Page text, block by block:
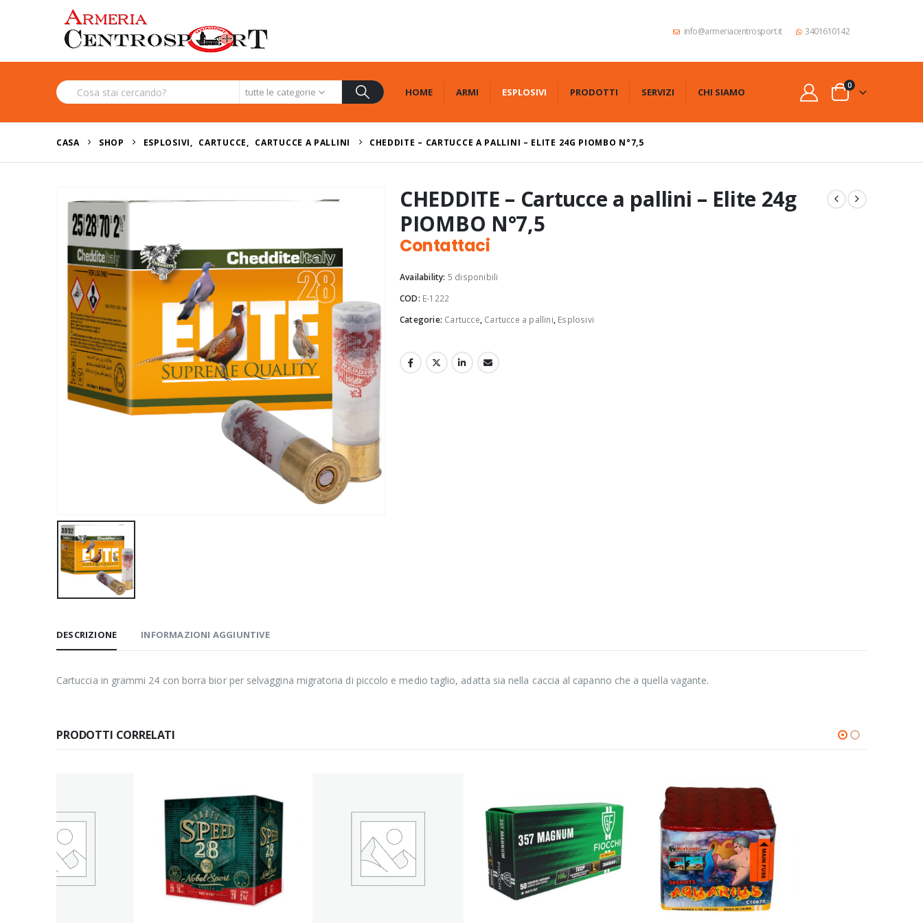
info@armeriacentrosport.it 3401610142
tutte le categorie HOME ARMI ESPLOSIVI PRODOTTI SERVIZI CHI SIAMO
0
CASA SHOP ESPLOSIVI, CARTUCCE, CARTUCCE A PALLINI CHEDDITE – CARTUCCE A PALLINI – ELITE 24G PIOMBO N°7,5
CHEDDITE – Cartucce a pallini – Elite 24g
PIOMBO N°7,5
Contattaci
Availability: 5 disponibili
COD: E-1222
Categorie: Cartucce, Cartucce a pallini, Esplosivi
DESCRIZIONE INFORMAZIONI AGGIUNTIVE
Cartuccia in grammi 24 con borra bior per selvaggina migratoria di piccolo e medio taglio, adatta sia nella caccia al capanno che a quella vagante.
PRODOTTI CORRELATI